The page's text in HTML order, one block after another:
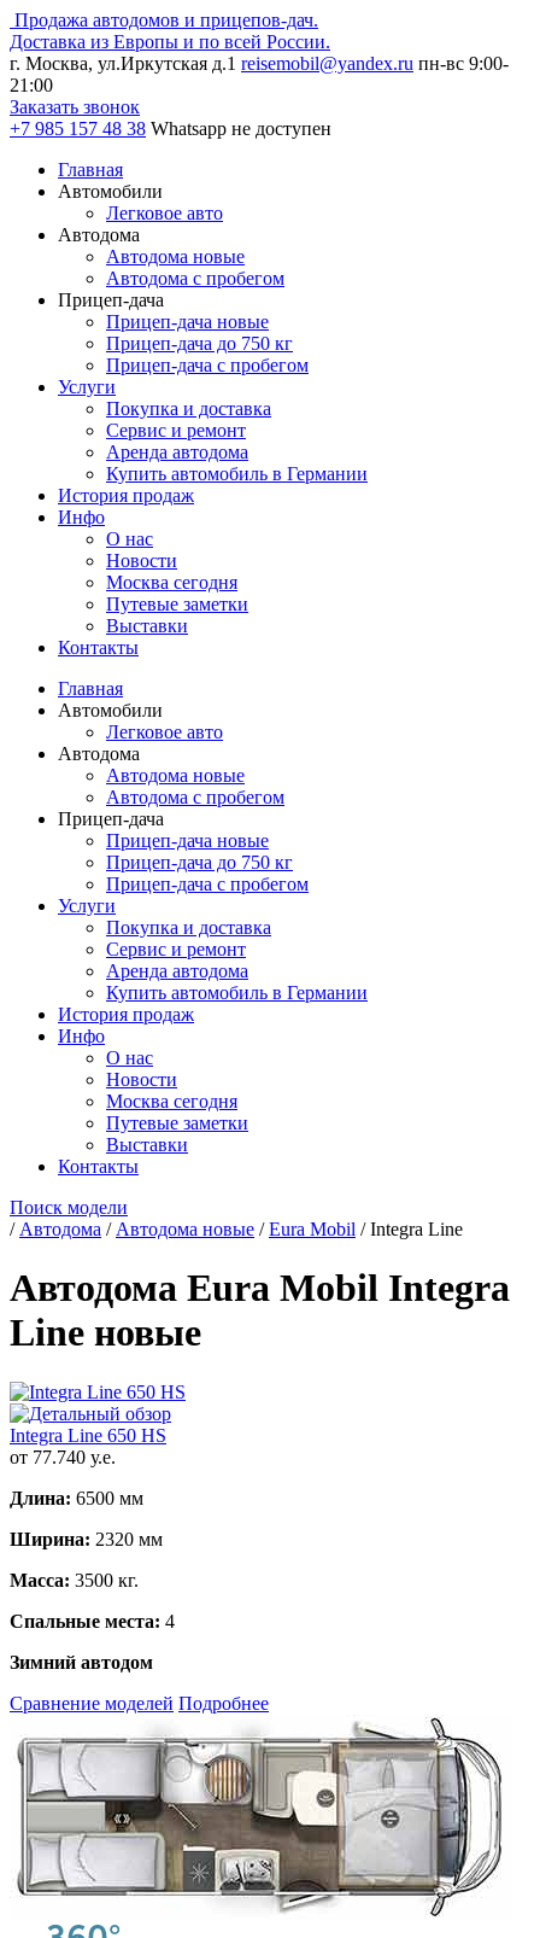
Продажа автодомов и прицепов-дач.
Доставка из Европы и по всей России.
г. Москва, ул.Иркутская д.1 reisemobil@yandex.ru пн-вс 9:00-
21:00
Заказать звонок
+7 985 157 48 38 Whatsapp не доступен
Главная
Автомобили
Легковое авто
Автодома
Автодома новые
Автодома с пробегом
Прицеп-дача
Прицеп-дача новые
Прицеп-дача до 750 кг
Прицеп-дача с пробегом
Услуги
Покупка и доставка
Сервис и ремонт
Аренда автодома
Купить автомобиль в Германии
История продаж
Инфо
О нас
Новости
Москва сегодня
Путевые заметки
Выставки
Контакты
Главная
Автомобили
Легковое авто
Автодома
Автодома новые
Автодома с пробегом
Прицеп-дача
Прицеп-дача новые
Прицеп-дача до 750 кг
Прицеп-дача с пробегом
Услуги
Покупка и доставка
Сервис и ремонт
Аренда автодома
Купить автомобиль в Германии
История продаж
Инфо
О нас
Новости
Москва сегодня
Путевые заметки
Выставки
Контакты
Поиск модели
/ Автодома / Автодома новые /Eura Mobil /Integra Line
Автодома Eura Mobil Integra
Line новые
Integra Line 650 HS
от 77.740 у.е.
Длина: 6500 мм
Ширина: 2320 мм
Масса: 3500 кг.
Спальные места: 4
Зимний автодом
Сравнение моделей Подробнее